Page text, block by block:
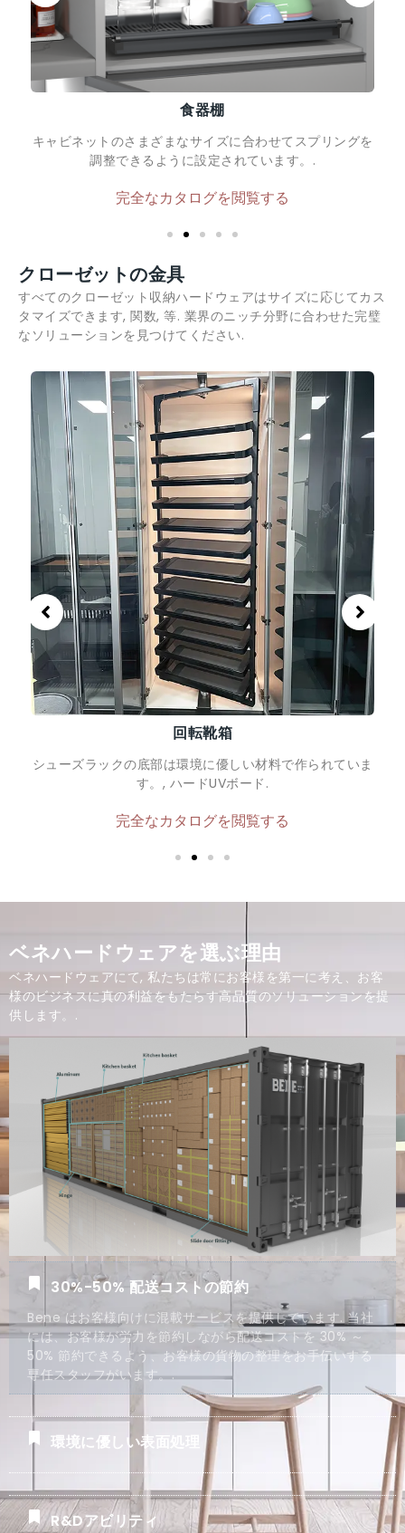
パントリーオーガナイザー
3 つの耐荷重棚により、パントリー オーガナイザーの安定
性が保証されます。.
完全なカタログを閲覧する
クローゼットの金具
すべてのクローゼット収納ハードウェアはサイズに応じてカス
タマイズできます, 関数, 等. 業界のニッチ分野に合わせた完璧
なソリューションを見つけてください.
パンツハンガー
高品質のアルミニウム合金フレームにより、防錆性と耐久
性を保証します。.
完全なカタログを閲覧する
ベネハードウェアを選ぶ理由
ベネハードウェアにて, 私たちは常にお客様を第一に考え、お客
様のビジネスに真の利益をもたらす高品質のソリューションを提
供します。.
30%-50% 配送コストの節約
Bene はお客様向けに混載サービスを提供しています. 当社
には、お客様が労力を節約しながら配送コストを 30% ～
50% 節約できるよう、お客様の貨物の整理をお手伝いする
専任スタッフがいます。.
環境に優しい表面処理
R&Dアビリティ